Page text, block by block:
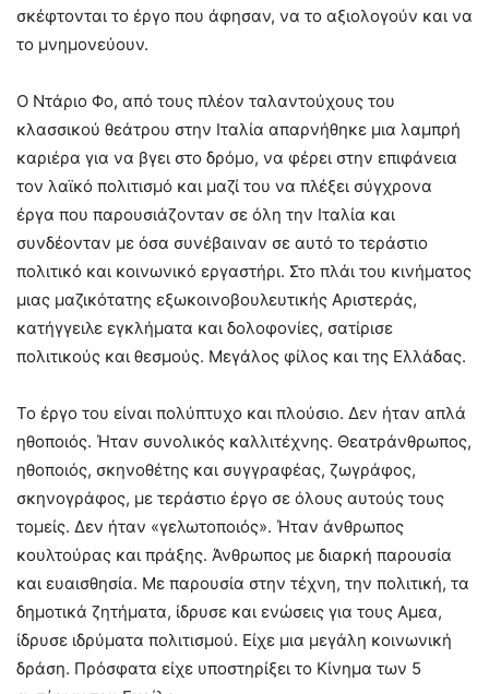
σκέφτονται το έργο που άφησαν, να το αξιολογούν και να
το μνημονεύουν.
Ο Ντάριο Φο, από τους πλέον ταλαντούχους του
κλασσικού θεάτρου στην Ιταλία απαρνήθηκε μια λαμπρή
καριέρα για να βγει στο δρόμο, να φέρει στην επιφάνεια
τον λαϊκό πολιτισμό και μαζί του να πλέξει σύγχρονα
έργα που παρουσιάζονταν σε όλη την Ιταλία και
συνδέονταν με όσα συνέβαιναν σε αυτό το τεράστιο
πολιτικό και κοινωνικό εργαστήρι. Στο πλάι του κινήματος
μιας μαζικότατης εξωκοινοβουλευτικής Αριστεράς,
κατήγγειλε εγκλήματα και δολοφονίες, σατίρισε
πολιτικούς και θεσμούς. Μεγάλος φίλος και της Ελλάδας.
Το έργο του είναι πολύπτυχο και πλούσιο. Δεν ήταν απλά
ηθοποιός. Ήταν συνολικός καλλιτέχνης. Θεατράνθρωπος,
ηθοποιός, σκηνοθέτης και συγγραφέας, ζωγράφος,
σκηνογράφος, με τεράστιο έργο σε όλους αυτούς τους
τομείς. Δεν ήταν «γελωτοποιός». Ήταν άνθρωπος
κουλτούρας και πράξης. Άνθρωπος με διαρκή παρουσία
και ευαισθησία. Με παρουσία στην τέχνη, την πολιτική, τα
δημοτικά ζητήματα, ίδρυσε και ενώσεις για τους Αμεα,
ίδρυσε ιδρύματα πολιτισμού. Είχε μια μεγάλη κοινωνική
δράση. Πρόσφατα είχε υποστηρίξει το Κίνημα των 5